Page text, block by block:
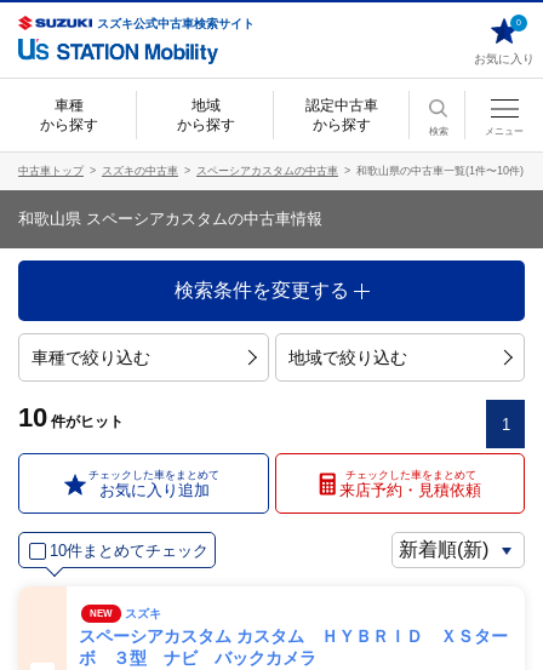
スズキ公式中古車検索サイト
お気に入り
0
車種
から探す
地域
から探す
認定中古車
から探す
検索 メニュー
中古車トップ スズキの中古車 スペーシアカスタムの中古車 和歌山県の中古車一覧(1件〜10件)
和歌山県 スペーシアカスタムの中古車情報
検索条件を変更する
車種で絞り込む 地域で絞り込む
10 件がヒット 1
チェックした車をまとめて
お気に入り追加
チェックした車をまとめて
来店予約・見積依頼
10件まとめてチェック
NEW スズキ
スペーシアカスタム カスタム ＨＹＢＲＩＤ ＸＳター
ボ ３型 ナビ バックカメラ